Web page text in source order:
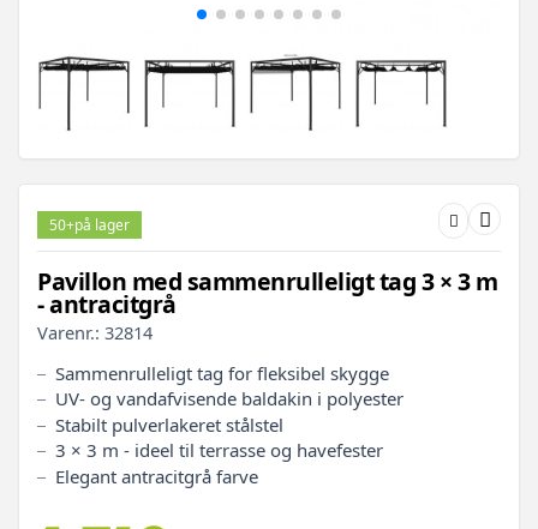
50+på lager
Pavillon med sammenrulleligt tag 3 × 3 m
- antracitgrå
Varenr.: 32814
Sammenrulleligt tag for fleksibel skygge
UV‑ og vandafvisende baldakin i polyester
Stabilt pulverlakeret stålstel
3 × 3 m - ideel til terrasse og havefester
Elegant antracitgrå farve